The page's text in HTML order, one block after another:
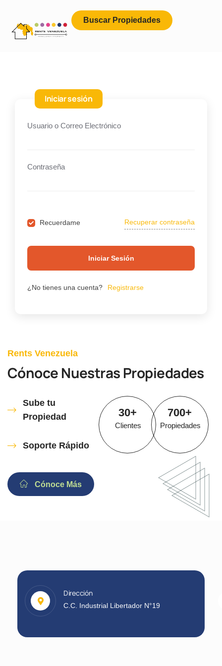
Buscar Propiedades
Iniciar sesión
Usuario o Correo Electrónico
Contraseña
Recuerdame Recuperar contraseña
Iniciar Sesión
¿No tienes una cuenta? Registrarse
Rents Venezuela
Cónoce Nuestras Propiedades
Sube tu
Propiedad
Soporte Rápido
30+
Clientes
700+
Propiedades
Cónoce Más
Dirección
C.C. Industrial Libertador N°19